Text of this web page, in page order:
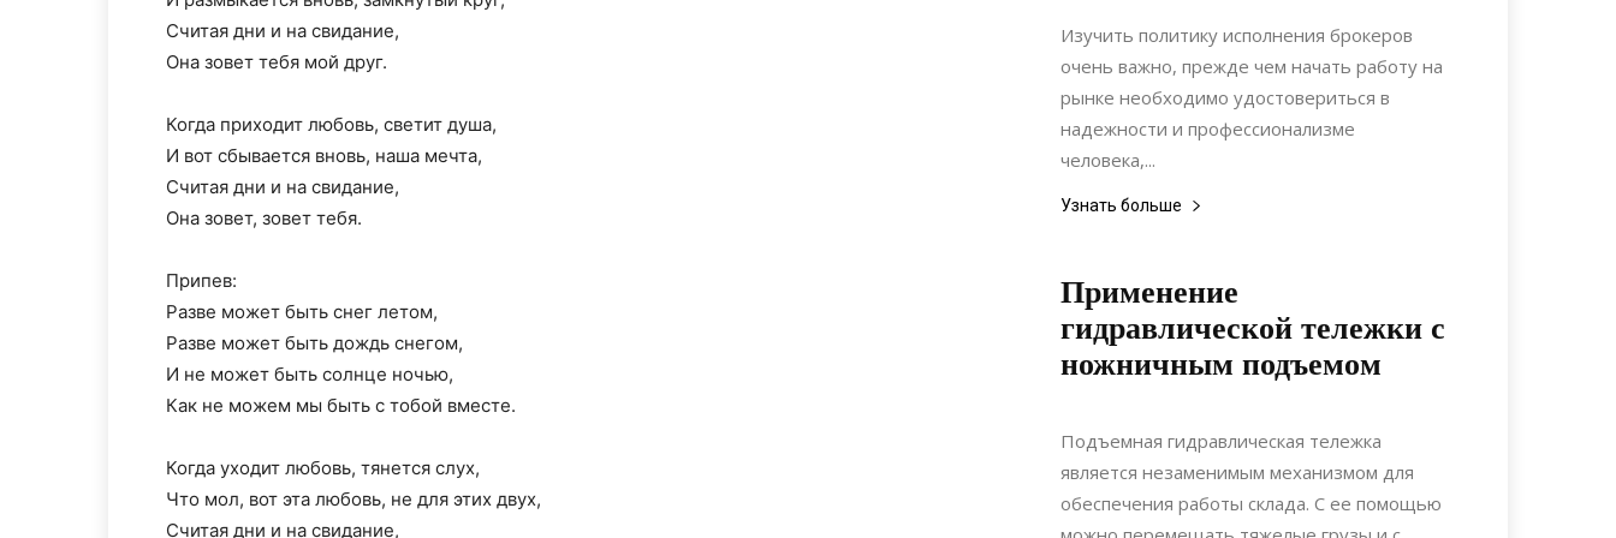
Считая дни и на свидание,
Она зовет тебя мой друг.
Когда приходит любовь, светит душа,
И вот сбывается вновь, наша мечта,
Считая дни и на свидание,
Она зовет, зовет тебя.
Припев:
Разве может быть снег летом,
Разве может быть дождь снегом,
И не может быть солнце ночью,
Как не можем мы быть с тобой вместе.
Когда уходит любовь, тянется слух,
Что мол, вот эта любовь, не для этих двух,
Считая дни и на свидание,
Изучить политику исполнения брокеров
очень важно, прежде чем начать работу на
рынке необходимо удостовериться в
надежности и профессионализме
человека,...
Узнать больше
Применение
гидравлической тележки с
ножничным подъемом
26.01.2021
Подъемная гидравлическая тележка
является незаменимым механизмом для
обеспечения работы склада. С ее помощью